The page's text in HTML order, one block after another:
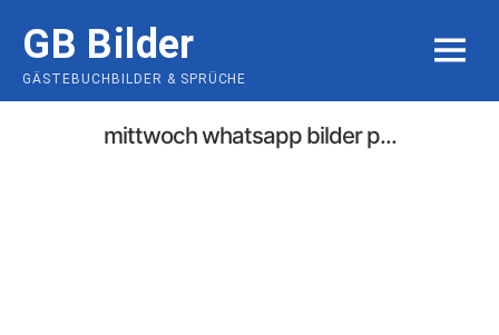
content
GB Bilder
GÄSTEBUCHBILDER & SPRÜCHE
MENU
mittwoch whatsapp bilder p...